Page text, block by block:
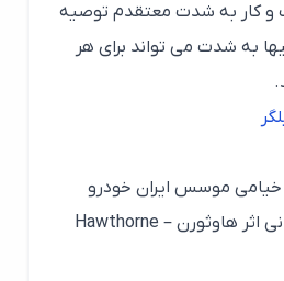
به شدت معتقدم توصیه
شدت می تواند برای هر
موسس ایران خودرو
مشکل خودرو سازان ایرانی اثر هاوثورن – Hawthorne